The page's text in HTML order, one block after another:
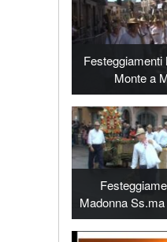
Monte a
Madonna